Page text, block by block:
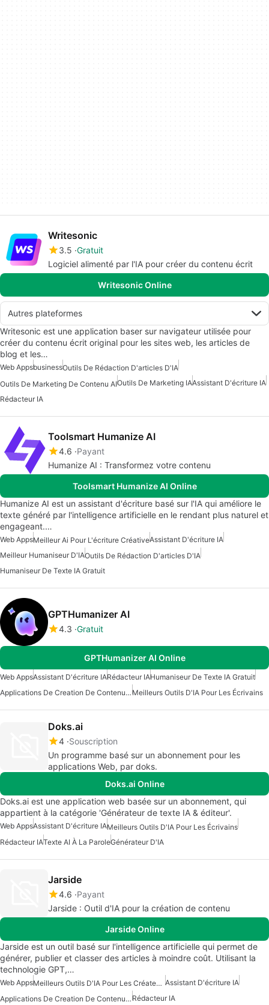
Writesonic
3.5 Gratuit
Logiciel alimenté par l'IA pour créer du contenu écrit
Writesonic Online
Autres plateformes
Writesonic est une application baser sur navigateur utilisée pour
créer du contenu écrit original pour les sites web, les articles de
blog et les…
Web AppsbusinessOutils De Rédaction D'articles D'IA
Outils De Marketing De Contenu AIOutils De Marketing IAAssistant D'écriture IA
Rédacteur IA
Toolsmart Humanize AI
4.6 Payant
Humanize AI : Transformez votre contenu
Toolsmart Humanize AI Online
Humanize AI est un assistant d'écriture basé sur l'IA qui améliore le
texte généré par l'intelligence artificielle en le rendant plus naturel et
engageant.…
Web AppsMeilleur Ai Pour L'écriture CréativeAssistant D'écriture IA
Meilleur Humaniseur D'IAOutils De Rédaction D'articles D'IA
Humaniseur De Texte IA Gratuit
GPTHumanizer AI
4.3 Gratuit
GPTHumanizer AI Online
Web AppsAssistant D'écriture IARédacteur IAHumaniseur De Texte IA Gratuit
Applications De Creation De Contenu Avec Intelligence ArtificielleMeilleurs Outils D'IA Pour Les Écrivains
Doks.ai
4 Souscription
Un programme basé sur un abonnement pour les
applications Web, par doks.
Doks.ai Online
Doks.ai est une application web basée sur un abonnement, qui
appartient à la catégorie 'Générateur de texte IA & éditeur'.
Web AppsAssistant D'écriture IAMeilleurs Outils D'IA Pour Les Écrivains
Rédacteur IATexte AI À La ParoleGénérateur D'IA
Jarside
4.6 Payant
Jarside : Outil d'IA pour la création de contenu
Jarside Online
Jarside est un outil basé sur l'intelligence artificielle qui permet de
générer, publier et classer des articles à moindre coût. Utilisant la
technologie GPT,…
Web Apps Meilleurs Outils D'IA Pour Les Créateurs De Contenu Assistant D'écriture IA
Applications De Creation De Contenu Avec Intelligence Artificielle Rédacteur IA